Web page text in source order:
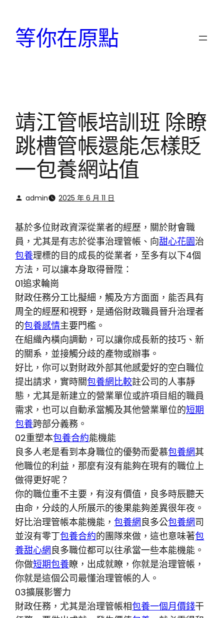
等你在原點
靖江管帳培訓班 除瞭
跳槽管帳還能怎樣貶
一包養網站值
admin 2025 年 6 月 11 日
基於多位財政資深從業者的經歷，關於財會職
員，尤其是有志於從事治理管帳、向甜心花園治
包養理標的目的成長的從業者，至多有以下4個
方法，可以讓本身取得晉陞：
01追求輪崗
財政任務分工比擬細，觸及方方面面，能否具有
周全的經歷和視野，是通俗財政職員晉升治理者
的包養感情主要門檻。
在組織內橫向調動，可以讓你成長新的技巧、新
的關系，並接觸分歧的產物或辦事。
好比，你可以對財政外部其他感愛好的空白職位
提出請求，實時關包養網比較註公司的人事靜
態，尤其是新建立的營業單位或許項目組的職員
需求，也可以自動承當觸及其他營業單位的短期
包養跨部分義務。
02重塑本包養合約能機能
良多人老是看到本身職位的優勢而愛慕包養網其
他職位的利益，那麼有沒有能夠在現有的職位上
做得更好呢？
你的職位重不主要，有沒有價值，良多時辰聽天
由命，分歧的人所展示的後果能夠差異很年夜。
好比治理管帳本能機能，包養網良多公包養網司
並沒有零丁包養合約的團隊來做，這也意味著包
養甜心網良多職位都可以往承當一些本能機能。
你做短期包養瞭，出成就瞭，你就是治理管帳，
你就是這個公司最懂治理管帳的人。
03擴展影響力
財政任務，尤其是治理管帳相包養一個月價錢干